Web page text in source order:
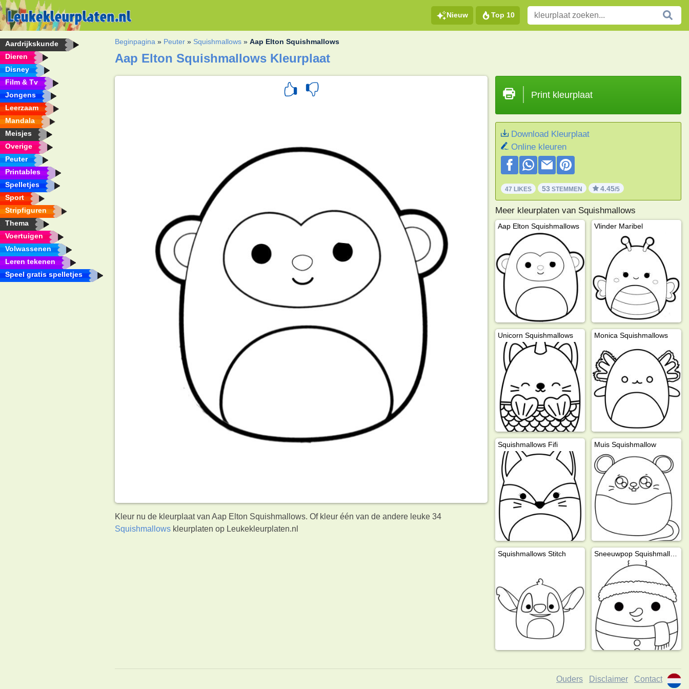
Nieuw Top 10
Aardrijkskunde
Dieren
Disney
Film & Tv
Jongens
Leerzaam
Mandala
Meisjes
Overige
Peuter
Printables
Spelletjes
Sport
Stripfiguren
Thema
Voertuigen
Volwassenen
Leren tekenen
Speel gratis spelletjes
Beginpagina » Peuter » Squishmallows »Aap Elton Squishmallows
Aap Elton Squishmallows Kleurplaat
Kleur nu de kleurplaat van Aap Elton Squishmallows. Of kleur één van de andere leuke 34
Squishmallows kleurplaten op Leukekleurplaten.nl
Print kleurplaat
Download Kleurplaat
Online kleuren
47 LIKES 53 STEMMEN 4.45/5
Meer kleurplaten van Squishmallows
Aap Elton Squishmallows Vlinder Maribel
Unicorn Squishmallows Monica Squishmallows
Squishmallows Fifi Muis Squishmallow
Squishmallows Stitch Sneeuwpop Squishmallows
Ouders Disclaimer Contact